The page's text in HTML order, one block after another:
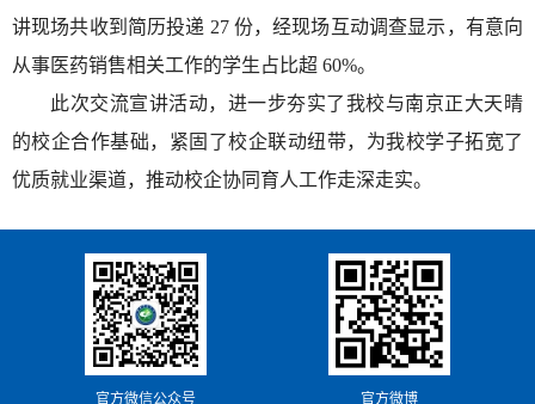
讲现场共收到简历投递 27 份，经现场互动调查显示，有意向
从事医药销售相关工作的学生占比超 60%。
此次交流宣讲活动，进一步夯实了我校与南京正大天晴
的校企合作基础，紧固了校企联动纽带，为我校学子拓宽了
优质就业渠道，推动校企协同育人工作走深走实。
官方微信公众号 官方微博